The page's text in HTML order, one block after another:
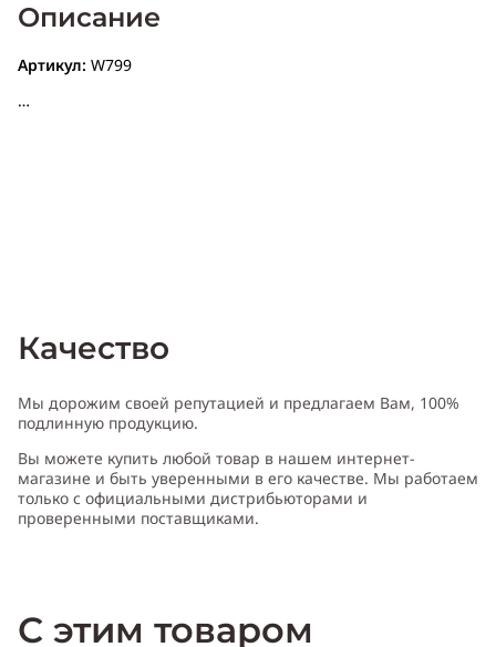
Описание
Артикул: W799
Тип аромата: цветочный
Качество
Мы дорожим своей репутацией и предлагаем Вам, 100%
подлинную продукцию.
Вы можете купить любой товар в нашем интернет-
магазине и быть уверенными в его качестве. Мы работаем
только с официальными дистрибьюторами и
проверенными поставщиками.
С этим товаром